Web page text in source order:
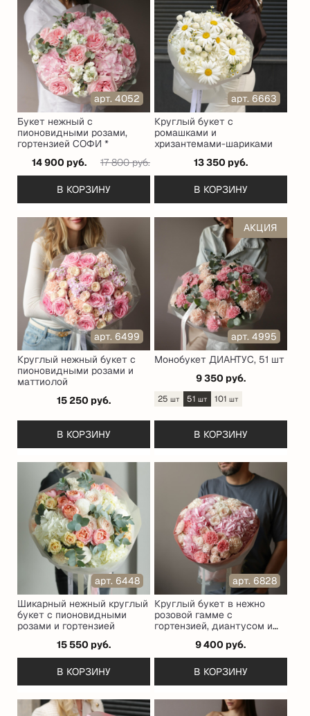
арт. 4052
Букет нежный с
пионовидными розами,
гортензией СОФИ *
14 900 руб.
17 800 руб.
В КОРЗИНУ
арт. 6663
Круглый букет с
ромашками и
хризантемами-шариками
13 350 руб.
В КОРЗИНУ
арт. 6499
Круглый нежный букет с
пионовидными розами и
маттиолой
15 250 руб.
В КОРЗИНУ
арт. 4995
АКЦИЯ
Монобукет ДИАНТУС, 51 шт
9 350 руб.
25 шт 51 шт 101 шт
В КОРЗИНУ
арт. 6448
Шикарный нежный круглый
букет с пионовидными
розами и гортензией
15 550 руб.
В КОРЗИНУ
арт. 6828
Круглый букет в нежно
розовой гамме с
гортензией, диантусом и
9 400 руб.
В КОРЗИНУ